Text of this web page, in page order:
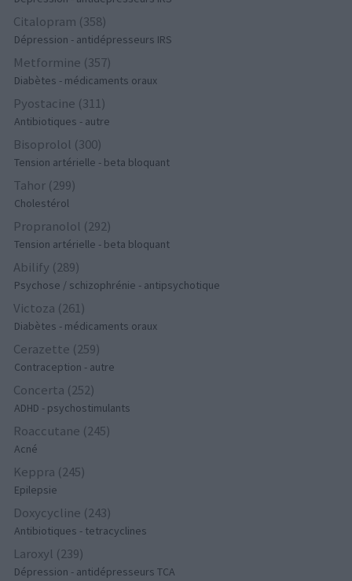
Citalopram (358)
Dépression - antidépresseurs IRS
Metformine (357)
Diabètes - médicaments oraux
Pyostacine (311)
Antibiotiques - autre
Bisoprolol (300)
Tension artérielle - beta bloquant
Tahor (299)
Cholestérol
Propranolol (292)
Tension artérielle - beta bloquant
Abilify (289)
Psychose / schizophrénie - antipsychotique
Victoza (261)
Diabètes - médicaments oraux
Cerazette (259)
Contraception - autre
Concerta (252)
ADHD - psychostimulants
Roaccutane (245)
Acné
Keppra (245)
Epilepsie
Doxycycline (243)
Antibiotiques - tetracyclines
Laroxyl (239)
Dépression - antidépresseurs TCA